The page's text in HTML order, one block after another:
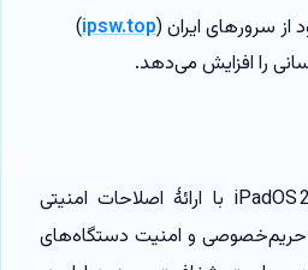
از سرورهای ایران (ipsw.top
)
را افزایش می‌دهد.
iOS 26.5.2 و iPadOS 26.5.2 با ارائهٔ اصلاحات امنیتی
و امنیت دستگاه‌های